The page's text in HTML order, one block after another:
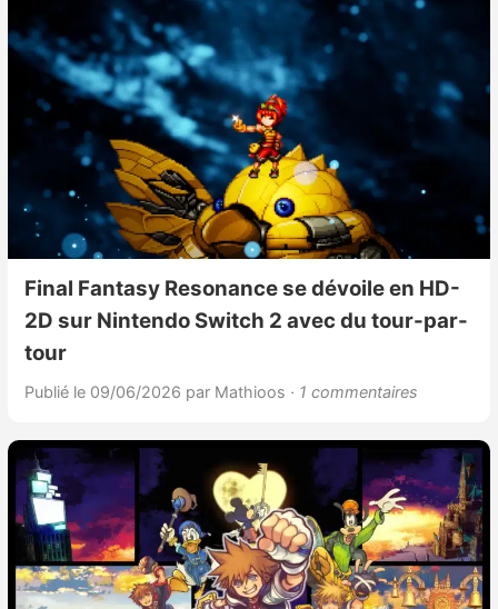
Final Fantasy Resonance se dévoile en HD-
2D sur Nintendo Switch 2 avec du tour-par-
tour
Publié le 09/06/2026 par Mathioos · 1 commentaires